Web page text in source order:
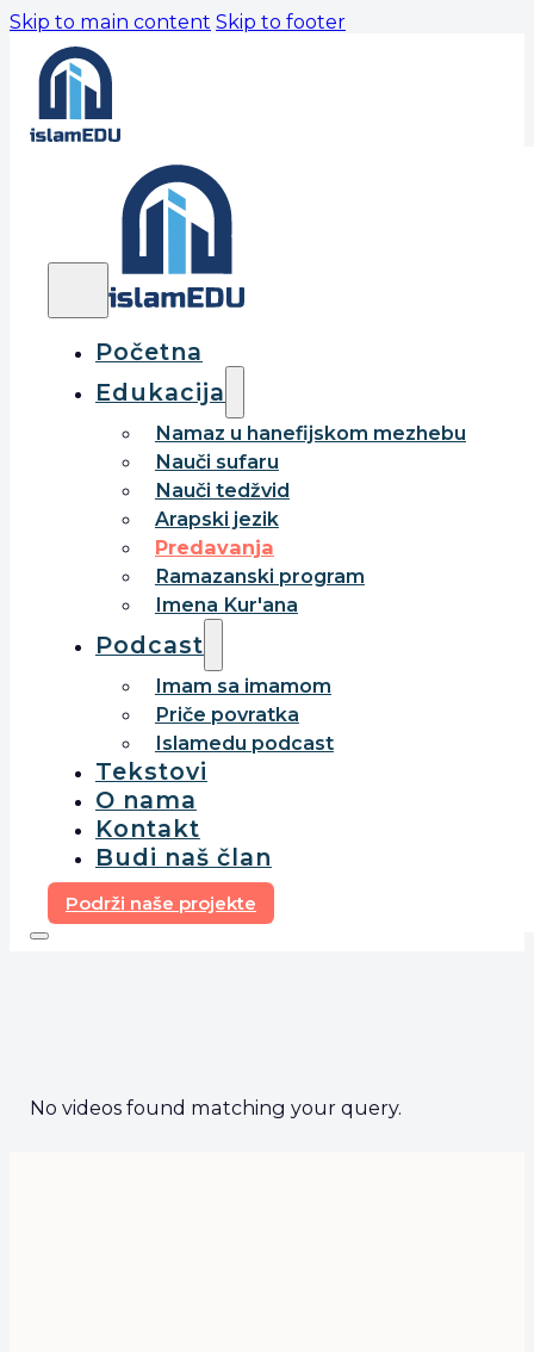
Skip to main content Skip to footer
Početna
Edukacija
Namaz u hanefijskom mezhebu
Nauči sufaru
Nauči tedžvid
Arapski jezik
Predavanja
Ramazanski program
Imena Kur'ana
Podcast
Imam sa imamom
Priče povratka
Islamedu podcast
Tekstovi
O nama
Kontakt
Budi naš član
Podrži naše projekte
No videos found matching your query.